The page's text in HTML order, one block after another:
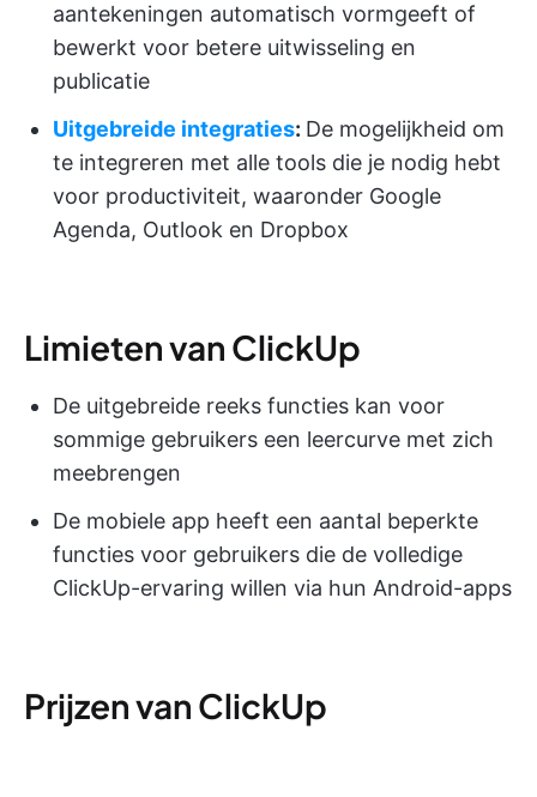
aantekeningen automatisch vormgeeft of
bewerkt voor betere uitwisseling en
publicatie
Uitgebreide integraties: De mogelijkheid om
te integreren met alle tools die je nodig hebt
voor productiviteit, waaronder Google
Agenda, Outlook en Dropbox
Limieten van ClickUp
De uitgebreide reeks functies kan voor
sommige gebruikers een leercurve met zich
meebrengen
De mobiele app heeft een aantal beperkte
functies voor gebruikers die de volledige
ClickUp-ervaring willen via hun Android-apps
Prijzen van ClickUp